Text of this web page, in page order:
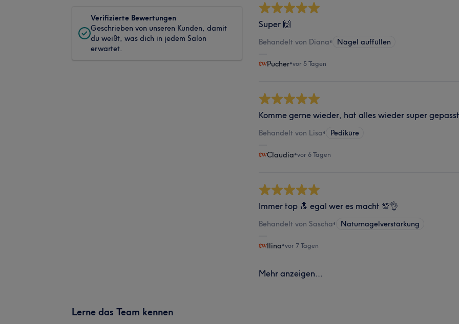
Verifizierte Bewertungen
Geschrieben von unseren Kunden, damit
du weißt, was dich in jedem Salon
erwartet.
Super 🙌
Behandelt von Diana• Nägel auffüllen
Pucher•vor 5 Tagen
Komme gerne wieder, hat alles wieder super
Behandelt von Lisa• Pediküre
Claudia•vor 6 Tagen
Immer top 🔝 egal wer es macht 💯👌
Behandelt von Sascha• Naturnagelverstärkung
Ilina•vor 7 Tagen
Mehr anzeigen...
Lerne das Team kennen